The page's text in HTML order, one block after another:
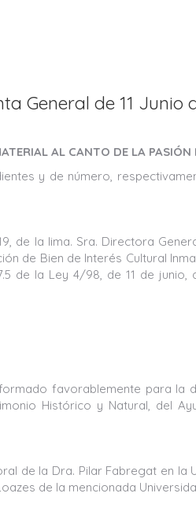
General de 11 Junio
AL CANTO DE LA PASIÓN
y de número,
de la lima. Sra. Directora
de Bien de Interés Cultural
de la Ley 4/98, de 11 de junio,
favorablemente para la
Histórico y Natural, del
de la Dra. Pilar Fabregat en la
de la mencionada